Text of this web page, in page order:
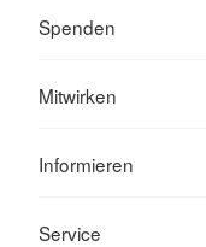
Spenden
Mitwirken
Informieren
Service